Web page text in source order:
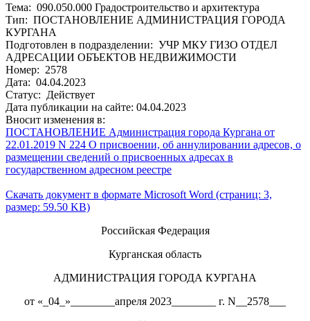
Тема: 090.050.000 Градостроительство и архитектура
Тип: ПОСТАНОВЛЕНИЕ АДМИНИСТРАЦИЯ ГОРОДА
КУРГАНА
Подготовлен в подразделении: УЧР МКУ ГИЗО ОТДЕЛ
АДРЕСАЦИИ ОБЪЕКТОВ НЕДВИЖИМОСТИ
Номер: 2578
Дата: 04.04.2023
Статус: Действует
Дата публикации на сайте: 04.04.2023
Вносит изменения в:
ПОСТАНОВЛЕНИЕ Администрация города Кургана от
22.01.2019 N 224 О присвоении, об аннулировании адресов, о
размещении сведений о присвоенных адресах в
государственном адресном реестре
Скачать документ в формате Microsoft Word (страниц: 3,
размер: 59.50 KB)
Российская Федерация
Курганская область
АДМИНИСТРАЦИЯ ГОРОДА КУРГАНА
от «_04_»________апреля 2023________ г. N__2578___